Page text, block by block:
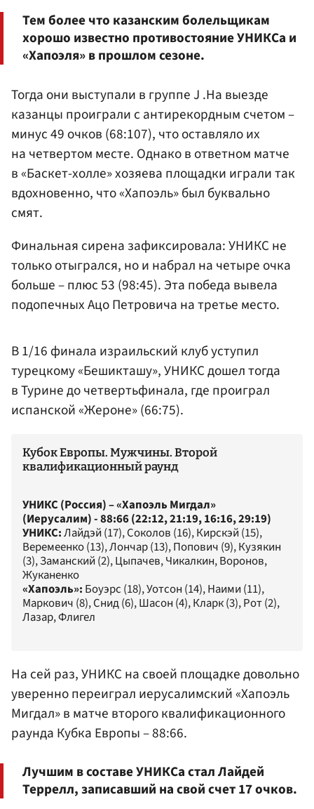
Тем более что казанским болельщикам
хорошо известно противостояние УНИКСа и
«Хапоэля» в прошлом сезоне.
Тогда они выступали в группе J .На выезде
казанцы проиграли с антирекордным счетом –
минус 49 очков (68:107), что оставляло их
на четвертом месте. Однако в ответном матче
в «Баскет-холле» хозяева площадки играли так
вдохновенно, что «Хапоэль» был буквально
смят.
Финальная сирена зафиксировала: УНИКС не
только отыгрался, но и набрал на четыре очка
больше – плюс 53 (98:45). Эта победа вывела
подопечных Ацо Петровича на третье место.
В 1/16 финала израильский клуб уступил
турецкому «Бешикташу», УНИКС дошел тогда
в Турине до четвертьфинала, где проиграл
испанской «Жероне» (66:75).
Кубок Европы. Мужчины. Второй
квалификационный раунд
УНИКС (Россия) – «Хапоэль Мигдал»
(Иерусалим) - 88:66 (22:12, 21:19, 16:16, 29:19)
УНИКС:Лайдэй (17), Соколов (16), Кирскэй (15),
Веремеенко (13), Лончар (13), Попович (9), Кузякин
(3), Заманский (2), Цыпачев, Чикалкин, Воронов,
Жуканенко
«Хапоэль»: Боуэрс (18), Уотсон (14), Наими (11),
Маркович (8), Снид (6), Шасон (4), Кларк (3), Рот (2),
Лазар, Флигел
На сей раз, УНИКС на своей площадке довольно
уверенно переиграл иерусалимский «Хапоэль
Мигдал» в матче второго квалификационного
раунда Кубка Европы – 88:66.
Лучшим в составе УНИКСа стал Лайдей
Террелл, записавший на свой счет 17 очков.